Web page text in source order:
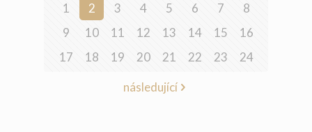
1 2 3 4 5 6 7
8
9
10 11 12 13 14 15
16
17
18 19 20 21 22 23 24
následující